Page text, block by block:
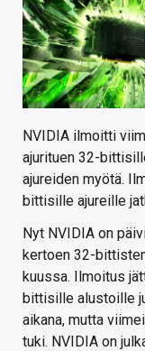
HAKU
NVIDIA ilmoitti
ajurituen 32-
ajureiden myötä.
bittisille ajureille
Nyt NVIDIA on
kertoen 32-
kuussa. Ilmoitus
bittisille alustoille
aikana, mutta
tuki. NVIDIA on